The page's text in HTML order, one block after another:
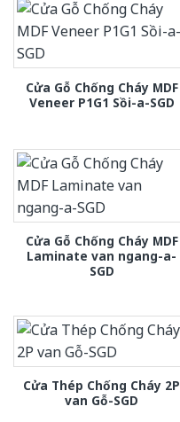
Cửa Gỗ Chống Cháy MDF
Veneer P1G1 Sồi-a-SGD
Cửa Gỗ Chống Cháy MDF
Laminate van ngang-a-
SGD
Cửa Thép Chống Cháy 2P
van Gỗ-SGD